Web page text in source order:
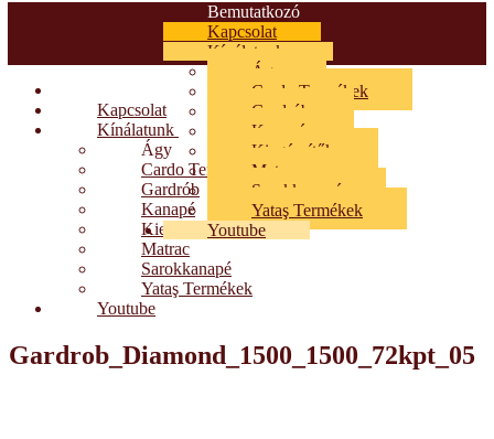
Bemutatkozó
Kapcsolat
Kínálatunk
Ágy
Cardo Termékek
Gardrób
Kanapé
Kiegészítők
Matrac
Sarokkanapé
Yataş Termékek
Youtube
Bemutatkozó
Kapcsolat
Kínálatunk
Ágy
Cardo Termékek
Gardrób
Kanapé
Kiegészítők
Matrac
Sarokkanapé
Yataş Termékek
Youtube
Gardrob_Diamond_1500_1500_72kpt_05